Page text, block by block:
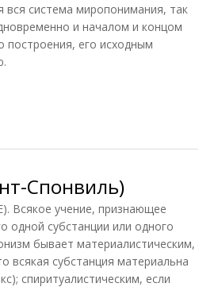
вся система миропонимания, так
и началом и концом
построения, его исходным
Спонвиль)
Всякое учение, признающее
одной субстанции или одного
бывает материалистическим,
всякая субстанция материальна
спиритуалистическим, если